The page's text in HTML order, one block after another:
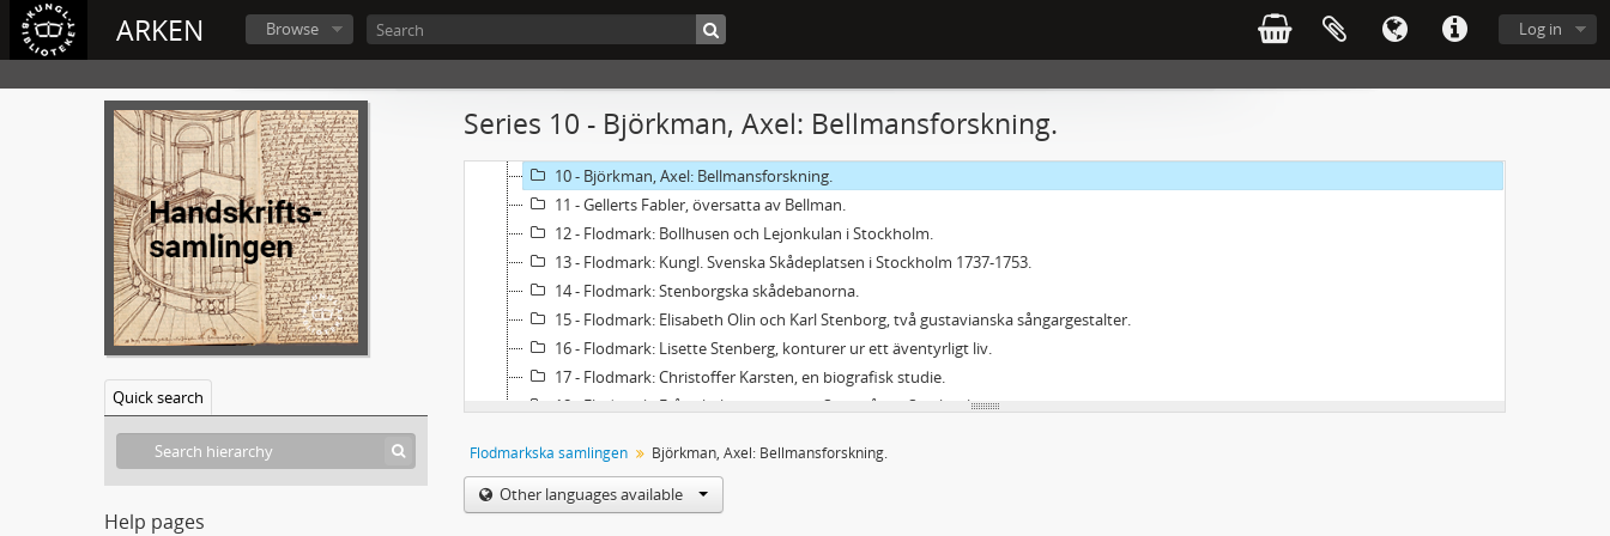
ARKEN Log in
Browse
Quick search
Help pages
Series 10 - Björkman, Axel: Bellmansforskning.
5 - Musiken till Bellmans skrifter.
6 - Skrifter av Bellman. Ny samling. Utgiven av Chr. Eichhorn. Del 1-2.
7 - Flodmark: Bellmansmelodiernas ursprung.
8 - Flodmark: Bellmansfigurerna.
9 - Bellmans poetiska arbeten till år 1772. Utgiven av Klemming.
10 - Björkman, Axel: Bellmansforskning.
11 - Gellerts Fabler, översatta av Bellman.
12 - Flodmark: Bollhusen och Lejonkulan i Stockholm.
13 - Flodmark: Kungl. Svenska Skådeplatsen i Stockholm 1737-1753.
14 - Flodmark: Stenborgska skådebanorna.
15 - Flodmark: Elisabeth Olin och Karl Stenborg, två gustavianska sångargestalter.
16 - Flodmark: Lisette Stenberg, konturer ur ett äventyrligt liv.
17 - Flodmark: Christoffer Karsten, en biografisk studie.
18 - Flodmark: Från skolan och gatan. Sjuttioåriga Stockholmsminnen.
20 - Flodmark: Genom minnets glasögon.
21 - Flodmark: Sextioåriga bokhandelsminnen.
22 - "Hyllningsskrift till Johan Flodmark vid fyllda åttio år, av vilka femtio ägnats Stockholms Stad, från Gunnar Bolin, Nils Östman och Ivar Simonsson".
Flodmarkska samlingen Björkman, Axel: Bellmansforskning.
Other languages available